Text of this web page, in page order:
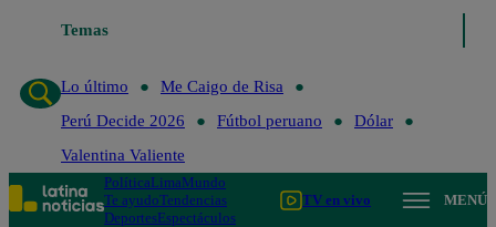
Temas
Lo último Me Caigo de Risa
Lo último
Me Caigo de Risa
Perú Decide 2026
Fútbol peruano
Dólar
Valentina Valiente
PolíticaLimaMundo
Te ayudoTendencias
DeportesEspectáculos
TV en vivo MENÚ